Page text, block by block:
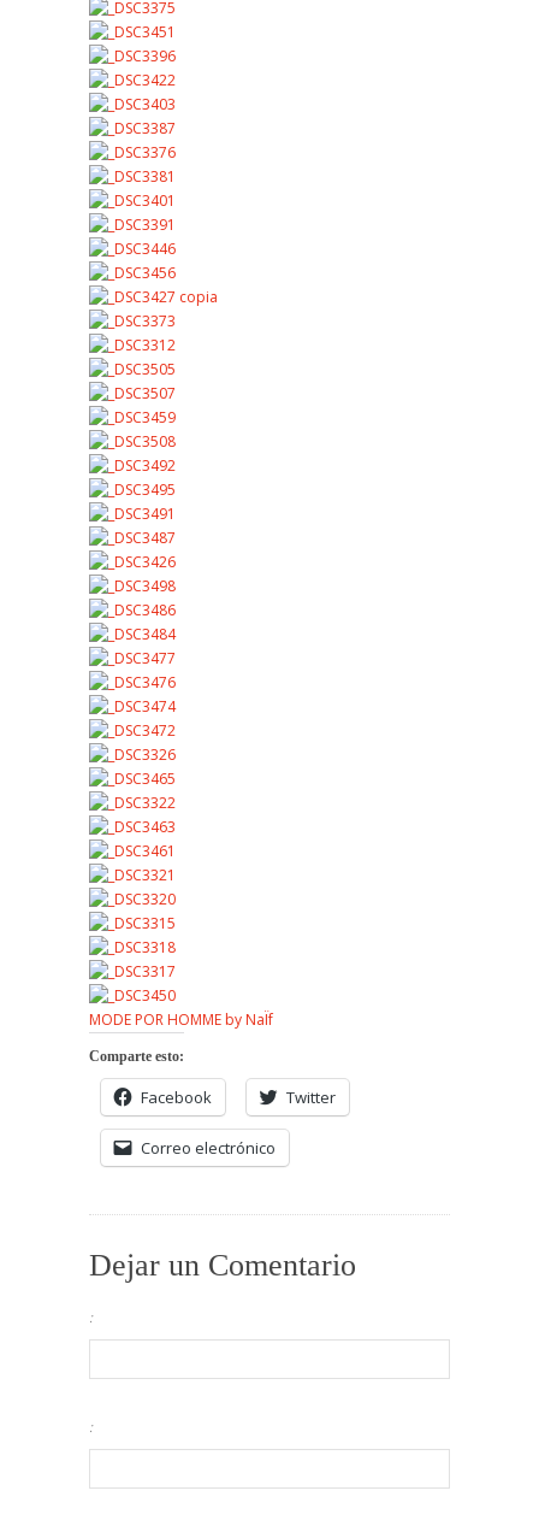
MODE POR HOMME by NaÏf
Comparte esto:
Facebook Twitter
Correo electrónico
Dejar un Comentario
:
: